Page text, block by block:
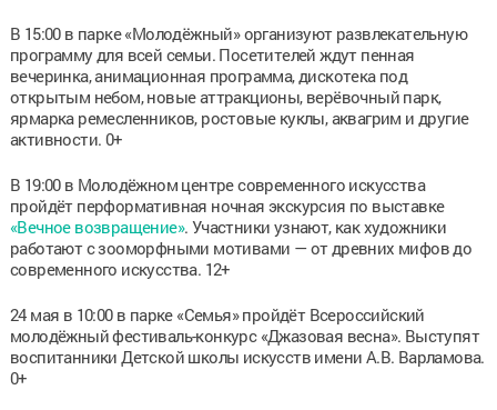
В 15:00 в парке «Молодёжный» организуют развлекательную
программу для всей семьи. Посетителей ждут пенная
вечеринка, анимационная программа, дискотека под
открытым небом, новые аттракционы, верёвочный парк,
ярмарка ремесленников, ростовые куклы, аквагрим и другие
активности. 0+
В 19:00 в Молодёжном центре современного искусства
пройдёт перформативная ночная экскурсия по выставке
«Вечное возвращение». Участники узнают, как художники
работают с зооморфными мотивами — от древних мифов до
современного искусства. 12+
24 мая в 10:00 в парке «Семья» пройдёт Всероссийский
молодёжный фестиваль-конкурс «Джазовая весна». Выступят
воспитанники Детской школы искусств имени А.В. Варламова.
0+